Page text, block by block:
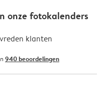
onze fotokalenders
klanten
940 beoordelingen